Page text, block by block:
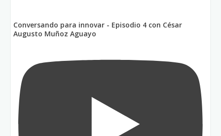
Conversando para innovar - Episodio 4 con César
Augusto Muñoz Aguayo